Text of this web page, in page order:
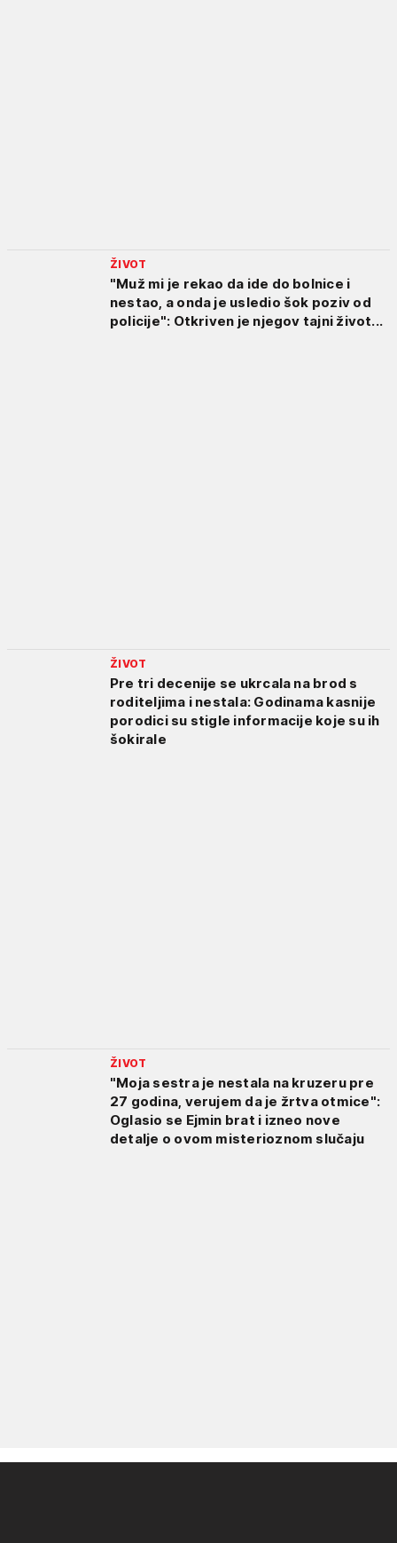
ŽIVOT
"Muž mi je rekao da ide do bolnice i
nestao, a onda je usledio šok poziv od
policije": Otkriven je njegov tajni život...
ŽIVOT
Pre tri decenije se ukrcala na brod s
roditeljima i nestala: Godinama kasnije
porodici su stigle informacije koje su ih
šokirale
ŽIVOT
"Moja sestra je nestala na kruzeru pre
27 godina, verujem da je žrtva otmice":
Oglasio se Ejmin brat i izneo nove
detalje o ovom misterioznom slučaju